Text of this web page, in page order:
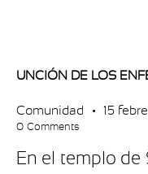
UNCIÓN DE LOS
Comunidad 15
0 Comments
En el templo de